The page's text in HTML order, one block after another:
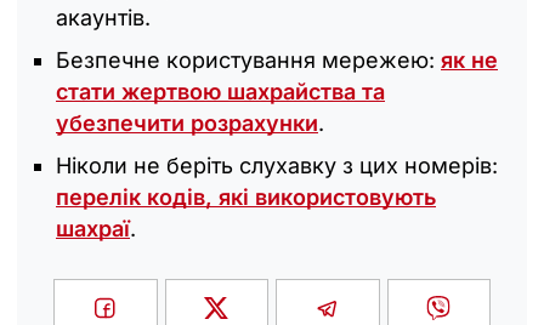
акаунтів.
Безпечне користування мережею: як не
стати жертвою шахрайства та
убезпечити розрахунки.
Ніколи не беріть слухавку з цих номерів:
перелік кодів, які використовують
шахраї.